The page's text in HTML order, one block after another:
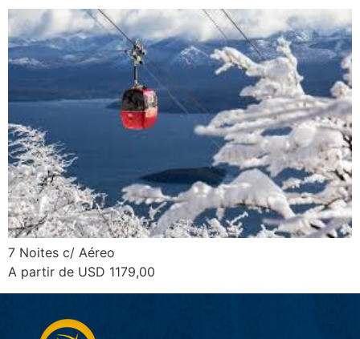
7 Noites c/ Aéreo
A partir de USD 1179,00